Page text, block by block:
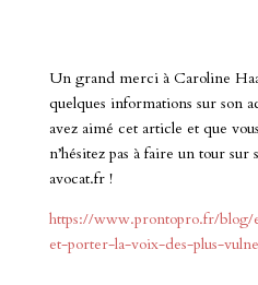
Un grand merci à Caroline
quelques informations sur son
avez aimé cet article et que
n’hésitez pas à faire un tour sur
avocat.fr !
https://www.prontopro.fr/blog/
et-porter-la-voix-des-plus-